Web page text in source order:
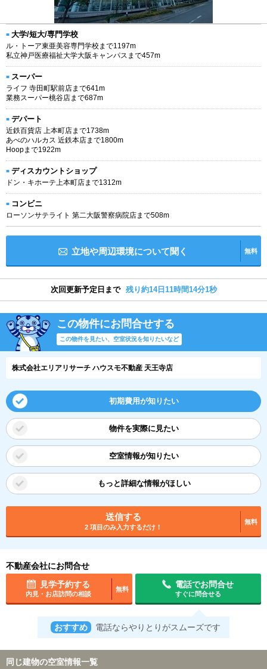
大学/短大/専門学校
ル・トーア東亜美容専門学校まで1197m
私立神戸医療福祉大学大阪キャンパスまで457m
スーパー
ライフ 寺田町駅前店まで641m
業務スーパー桃谷店まで687m
デパート
近鉄百貨店 上本町店まで1738m
あべのハルカス 近鉄本店まで1800m
Hoopまで1922m
ディスカウントショップ
ドン・キホーテ上本町店まで1312m
コンビニ
ローソンサテライト 第二大阪警察病院店まで508m
立地や周辺環境について聞く 無料
次回更新予定日まで 残り約14日11時間14分1秒
この物件にお問合せする
この物件を見たい、空室状況を知りたいなど
株式会社エリアリサーチ ハウスモ不動産 天王寺店
初期費用が知りたい
物件を実際に見たい
空室情報が知りたい
もっと詳細な情報がほしい
送信する
2 項目のみ入力するだけ！
無料
不動産会社にお問合せ
見学予約する
内見・お店訪問の相談
無料
電話でお問合せ
すぐに問合せる
おすすめ 電話ならやりとりがスムーズです
同じ建物の空室情報一覧